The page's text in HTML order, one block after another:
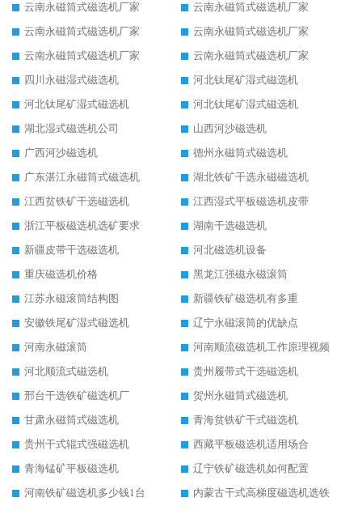
云南永磁筒式磁选机厂家
云南永磁筒式磁选机厂家
云南永磁筒式磁选机厂家
云南永磁筒式磁选机厂家
云南永磁筒式磁选机厂家
云南永磁筒式磁选机厂家
四川永磁湿式磁选机
河北钛尾矿湿式磁选机
河北钛尾矿湿式磁选机
河北钛尾矿湿式磁选机
湖北湿式磁选机公司
山西河沙磁选机
广西河沙磁选机
德州永磁筒式磁选机
广东湛江永磁筒式磁选机
湖北铁矿干选永磁磁选机
江西贫铁矿干选磁选机
江西湿式平板磁选机皮带
浙江平板磁选机选矿要求
湖南干选磁选机
新疆皮带干选磁选机
河北磁选机设备
重庆磁选机价格
黑龙江强磁永磁滚筒
江苏永磁滚筒结构图
新疆铁矿磁选机有多重
安徽铁尾矿湿式磁选机
辽宁永磁滚筒的优缺点
河南永磁滚筒
河南顺流磁选机工作原理视频
河北顺流式磁选机
贵州履带式干选磁选机
邢台干选铁矿磁选机厂
贺州永磁筒式磁选机
甘肃永磁筒式磁选机
青海贫铁矿干式磁选机
贵州干式辊式强磁选机
西藏平板磁选机适用场合
青海锰矿平板磁选机
辽宁铁矿磁选机如何配置
河南铁矿磁选机多少钱1台
内蒙古干式高梯度磁选机选铁